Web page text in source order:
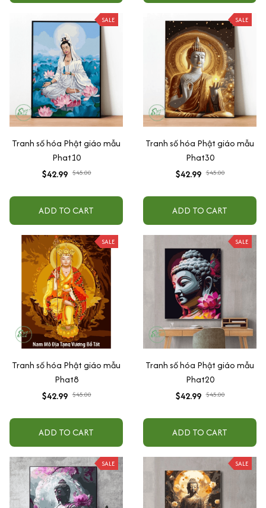
SALE
Tranh số hóa Phật giáo mẫu
Phat10
$42.99 $45.00
ADD TO CART
SALE
Tranh số hóa Phật giáo mẫu
Phat30
$42.99 $45.00
ADD TO CART
SALE
Tranh số hóa Phật giáo mẫu
Phat8
$42.99 $45.00
ADD TO CART
SALE
Tranh số hóa Phật giáo mẫu
Phat20
$42.99 $45.00
ADD TO CART
SALE SALE